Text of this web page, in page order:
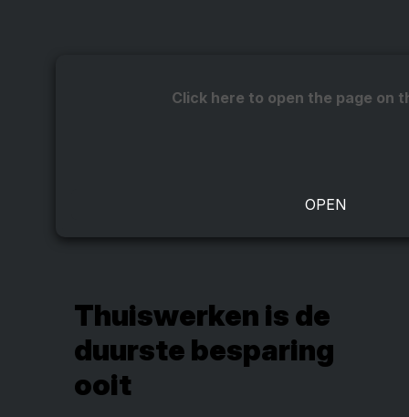
Click here to open the page on
Thuiswerken is de
duurste besparing
ooit